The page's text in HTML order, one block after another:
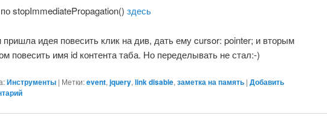
stopImmediatePropagation() здесь
пришла идея повесить клик на див, дать ему cursor: pointer; и вторым
повесить имя id контента таба. Но переделывать не стал:-)
Инструменты | Метки:event, jquery, link disable, заметка на память | Добавить